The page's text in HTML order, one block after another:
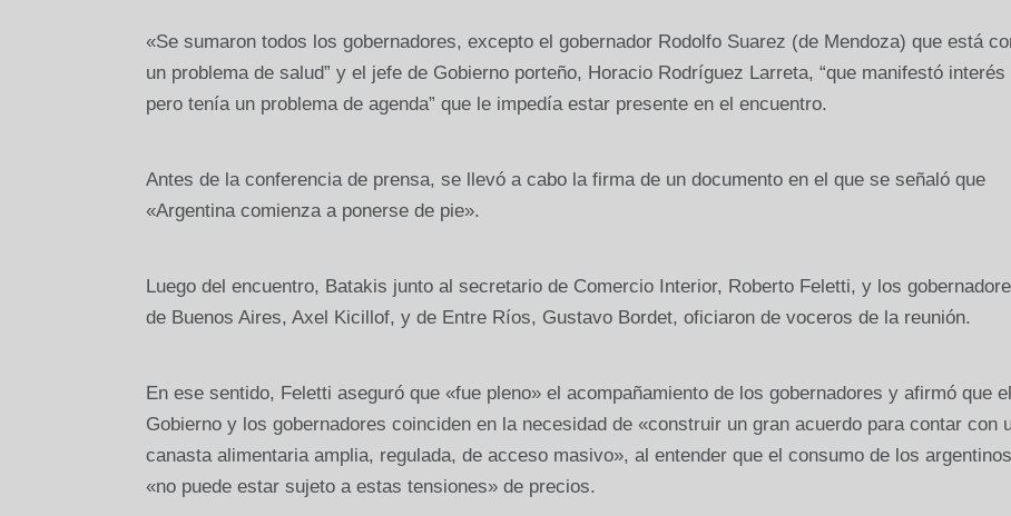
«Se sumaron todos los gobernadores, excepto el gobernador Rodolfo Suarez (de Mendoza) que está
un problema de salud” y el jefe de Gobierno porteño, Horacio Rodríguez Larreta, “que manifestó interés
pero tenía un problema de agenda” que le impedía estar presente en el encuentro.
Antes de la conferencia de prensa, se llevó a cabo la firma de un documento en el que se señaló que
«Argentina comienza a ponerse de pie».
Luego del encuentro, Batakis junto al secretario de Comercio Interior, Roberto Feletti, y los
de Buenos Aires, Axel Kicillof, y de Entre Ríos, Gustavo Bordet, oficiaron de voceros de la reunión.
En ese sentido, Feletti aseguró que «fue pleno» el acompañamiento de los gobernadores y afirmó que el
Gobierno y los gobernadores coinciden en la necesidad de «construir un gran acuerdo para contar con
canasta alimentaria amplia, regulada, de acceso masivo», al entender que el consumo de los argentinos
«no puede estar sujeto a estas tensiones» de precios.